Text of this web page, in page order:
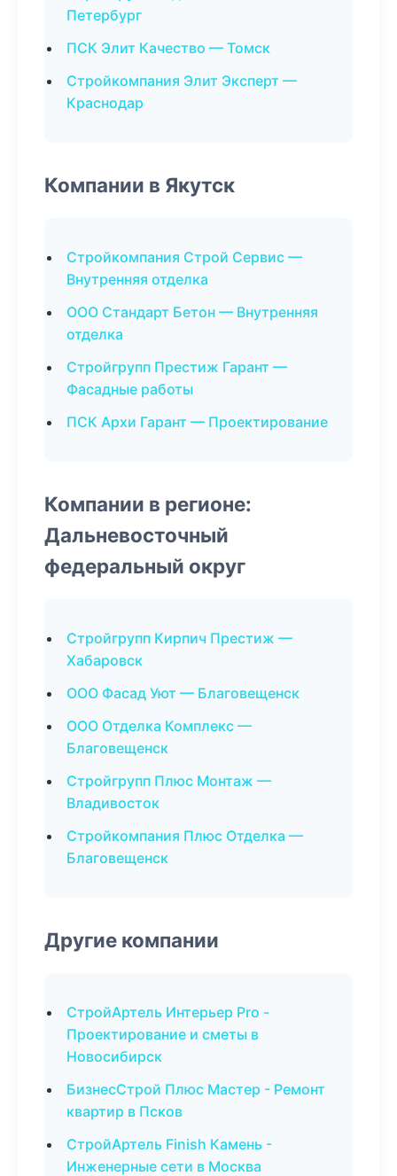
Петербург
ПСК Элит Качество — Томск
Стройкомпания Элит Эксперт —
Краснодар
Компании в Якутск
Стройкомпания Строй Сервис —
Внутренняя отделка
ООО Стандарт Бетон — Внутренняя
отделка
Стройгрупп Престиж Гарант —
Фасадные работы
ПСК Архи Гарант — Проектирование
Компании в регионе:
Дальневосточный
федеральный округ
Стройгрупп Кирпич Престиж —
Хабаровск
ООО Фасад Уют — Благовещенск
ООО Отделка Комплекс —
Благовещенск
Стройгрупп Плюс Монтаж —
Владивосток
Стройкомпания Плюс Отделка —
Благовещенск
Другие компании
СтройАртель Интерьер Pro -
Проектирование и сметы в
Новосибирск
БизнесСтрой Плюс Мастер - Ремонт
квартир в Псков
СтройАртель Finish Камень -
Инженерные сети в Москва